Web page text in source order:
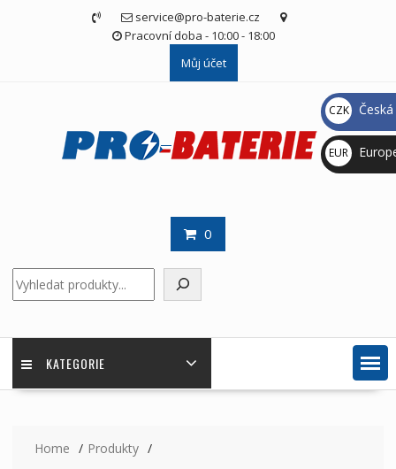
service@pro-baterie.cz
Pracovní doba - 10:00 - 18:00
Můj účet
0
KATEGORIE
Home
Produkty
CZK
Kč
EUR
€